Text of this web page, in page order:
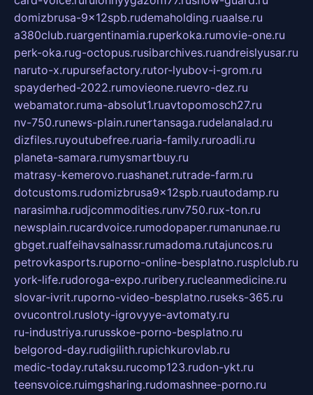
domizbrusa-9x12spb.rudemaholding.ruaalse.ru
a380club.ruargentinamia.ruperkoka.rumovie-one.ru
perk-oka.rug-octopus.rusibarchives.ruandreislyusar.ru
naruto-x.rupursefactory.rutor-lyubov-i-grom.ru
spayderhed-2022.rumovieone.ruevro-dez.ru
webamator.ruma-absolut1.ruavtopomosch27.ru
nv-750.runews-plain.runertansaga.rudelanalad.ru
dizfiles.ruyoutubefree.ruaria-family.ruroadli.ru
planeta-samara.rumysmartbuy.ru
matrasy-kemerovo.ruashanet.rutrade-farm.ru
dotcustoms.rudomizbrusa9x12spb.ruautodamp.ru
narasimha.rudjcommodities.runv750.rux-ton.ru
newsplain.rucardvoice.rumodopaper.rumanunae.ru
gbget.rualfeihavsalnassr.rumadoma.rutajuncos.ru
petrovkasports.ruporno-online-besplatno.rusplclub.ru
york-life.rudoroga-expo.ruribery.rucleanmedicine.ru
slovar-ivrit.ruporno-video-besplatno.ruseks-365.ru
ovucontrol.rusloty-igrovyye-avtomaty.ru
ru-industriya.rurusskoe-porno-besplatno.ru
belgorod-day.rudigilith.rupichkurovlab.ru
medic-today.rutaksu.rucomp123.rudon-ykt.ru
teensvoice.ruimgsharing.rudomashnee-porno.ru